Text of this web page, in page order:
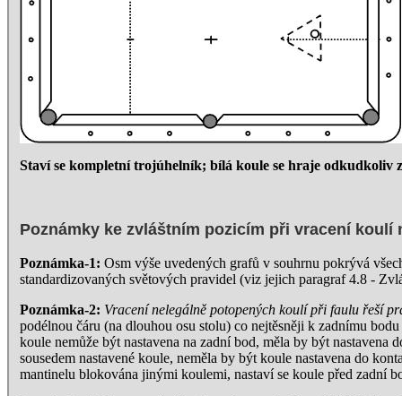
Staví se kompletní trojúhelník; bílá koule se hraje odkudkoliv
Poznámky ke zvláštním pozicím při vracení koulí
Poznámka-1: Osm výše uvedených grafů v souhrnu pokrývá
standardizovaných světových pravidel (viz jejich paragraf 4.8 -
Poznámka-2: Vracení nelegálně potopených koulí při faulu řeší
podélnou čáru (na dlouhou osu stolu) co nejtěsněji k zadnímu
koule nemůže být nastavena na zadní bod, měla by být
sousedem nastavené koule, neměla by být koule nastavena do
mantinelu blokována jinými koulemi, nastaví se koule před zadní